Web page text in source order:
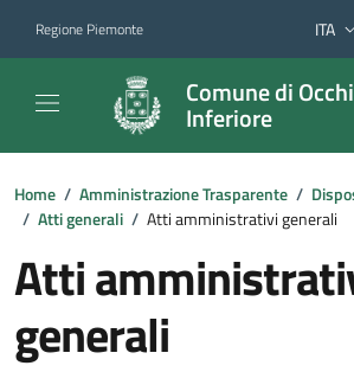
Regione Piemonte ITA
Comune di
Inferiore
Home / Amministrazione Trasparente /
/ Atti generali / Atti amministrativi generali
Atti
generali